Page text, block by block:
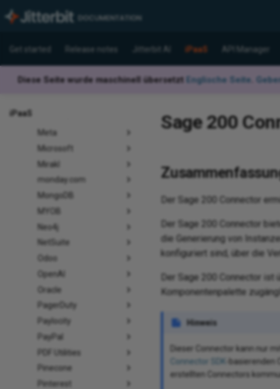
Get started Release notes Jitterbit AI iPaaS API Manager
Diese Seite wurde maschinell übersetzt Englische Seite
iPaaS
Linio
Magento
MailChimp
Marketo
Meta
Microsoft
Mirakl
monday.com
MongoDB
MYOB
Neo4j
NetSuite
Odoo
OpenAI
Oracle
PagerDuty
Paylocity
PayPal
PDF Utilities
Pinecone
Pinterest
Sage 200
Der Sage 200 Connector
Der Sage 200 Connector
die Generierung von
konfiguriert sind, über die
Der Sage 200 Connector
Komponentenpalette
Hinweis
Dieser Connector kann nur mit
Connector SDK
-
erstellten Connectors